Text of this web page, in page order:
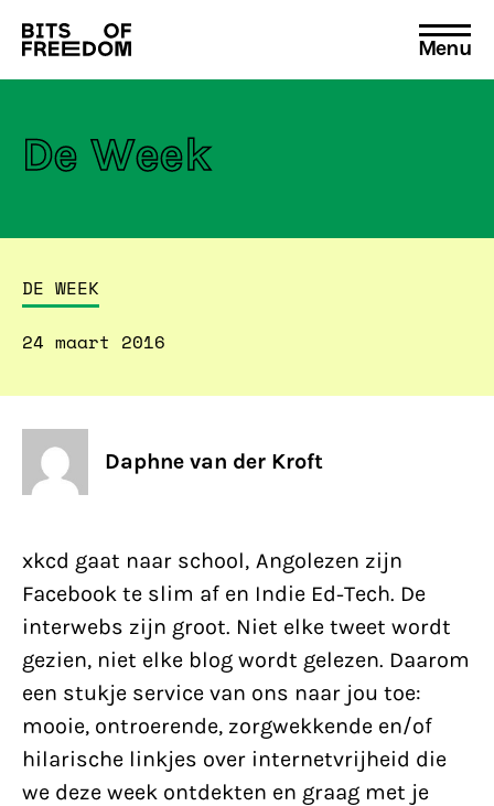
Search
for:
Menu
De Week
DE WEEK
24 maart 2016
Daphne van der Kroft
xkcd gaat naar school, Angolezen zijn
Facebook te slim af en Indie Ed-Tech. De
interwebs zijn groot. Niet elke tweet wordt
gezien, niet elke blog wordt gelezen. Daarom
een stukje service van ons naar jou toe:
mooie, ontroerende, zorgwekkende en/of
hilarische linkjes over internetvrijheid die
we deze week ontdekten en graag met je